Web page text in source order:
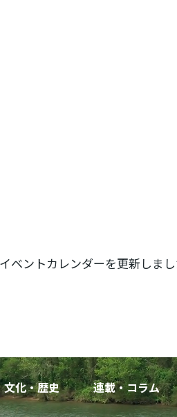
ベントカレンダーを更新しま
文化・歴史 連載・コラム